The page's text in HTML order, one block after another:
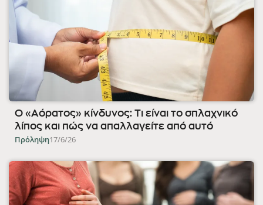
Ο «Αόρατος» κίνδυνος: Τι είναι το σπλαχνικό
λίπος και πώς να απαλλαγείτε από αυτό
Πρόληψη17/6/26